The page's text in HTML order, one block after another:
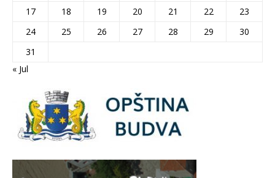
17
18 19 20 21 22
23
24
25 26 27 28 29
30
31
« Jul